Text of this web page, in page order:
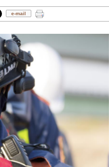
e-mail